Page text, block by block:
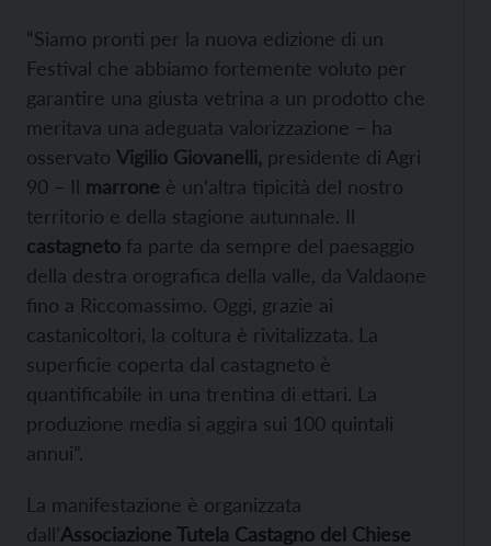
“Siamo pronti per la nuova edizione di un
Festival che abbiamo fortemente voluto per
garantire una giusta vetrina a un prodotto che
meritava una adeguata valorizzazione – ha
osservato Vigilio Giovanelli, presidente di Agri
90 – Il marrone è un’altra tipicità del nostro
territorio e della stagione autunnale. Il
castagneto fa parte da sempre del paesaggio
della destra orografica della valle, da Valdaone
fino a Riccomassimo. Oggi, grazie ai
castanicoltori, la coltura è rivitalizzata. La
superficie coperta dal castagneto è
quantificabile in una trentina di ettari. La
produzione media si aggira sui 100 quintali
annui”.
La manifestazione è organizzata
dall’Associazione Tutela Castagno del Chiese